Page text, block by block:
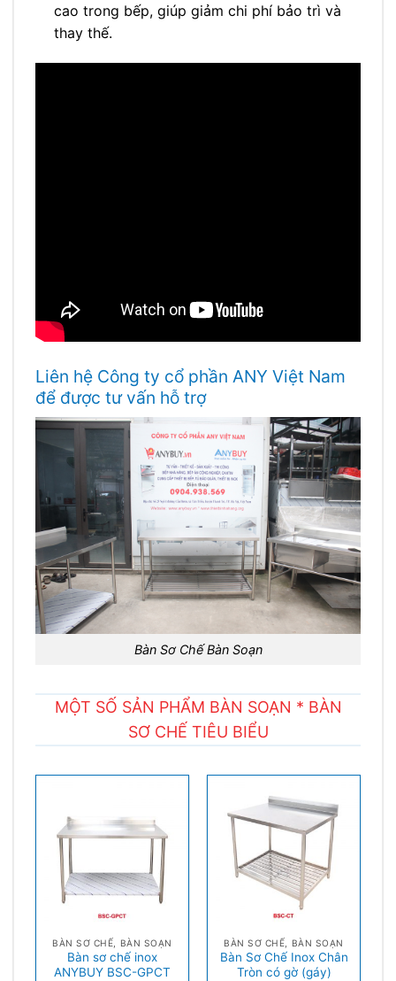
cao trong bếp, giúp giảm chi phí bảo trì và
thay thế.
Liên hệ Công ty cổ phần ANY Việt Nam
để được tư vấn hỗ trợ
Bàn Sơ Chế Bàn Soạn
MỘT SỐ SẢN PHẨM BÀN SOẠN * BÀN
SƠ CHẾ TIÊU BIỂU
BÀN SƠ CHẾ, BÀN SOẠN
Bàn sơ chế inox
ANYBUY BSC-GPCT
BÀN SƠ CHẾ, BÀN SOẠN
Bàn Sơ Chế Inox Chân
Tròn có gờ (gáy)